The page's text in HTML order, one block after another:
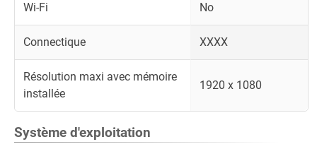
Wi-Fi No
Connectique XXXX
Résolution maxi avec mémoire
installée
1920 x 1080
Système d'exploitation